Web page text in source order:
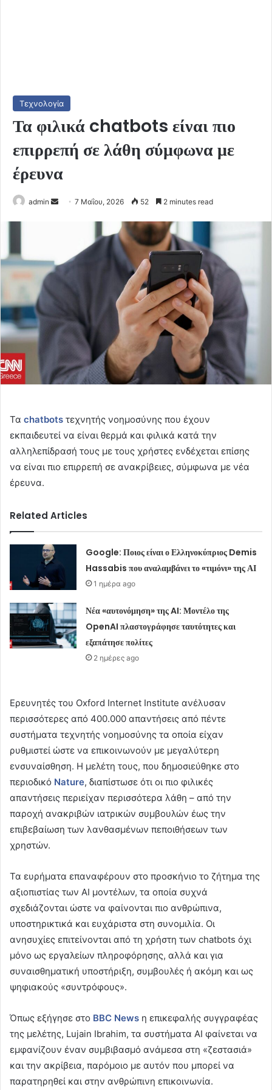
Τεχνολογία
Τα φιλικά chatbots είναι πιο
επιρρεπή σε λάθη σύμφωνα με
έρευνα
admin
Send7 Μαΐου, 2026 52 2 minutes read
Τα chatbots τεχνητής νοημοσύνης που έχουν
εκπαιδευτεί να είναι θερμά και φιλικά κατά την
αλληλεπίδρασή τους με τους χρήστες ενδέχεται επίσης
να είναι πιο επιρρεπή σε ανακρίβειες, σύμφωνα με νέα
έρευνα.
Related Articles
Google: Ποιος είναι ο Ελληνοκύπριος Demis
Hassabis που αναλαμβάνει το «τιμόνι» της ΑΙ
1 ημέρα ago
Νέα «αυτονόμηση» της AI: Μοντέλο της
OpenAI πλαστογράφησε ταυτότητες και
εξαπάτησε πολίτες
2 ημέρες ago
Ερευνητές του Oxford Internet Institute ανέλυσαν
περισσότερες από 400.000 απαντήσεις από πέντε
συστήματα τεχνητής νοημοσύνης τα οποία είχαν
ρυθμιστεί ώστε να επικοινωνούν με μεγαλύτερη
ενσυναίσθηση. Η μελέτη τους, που δημοσιεύθηκε στο
περιοδικό Nature, διαπίστωσε ότι οι πιο φιλικές
απαντήσεις περιείχαν περισσότερα λάθη – από την
παροχή ανακριβών ιατρικών συμβουλών έως την
επιβεβαίωση των λανθασμένων πεποιθήσεων των
χρηστών.
Τα ευρήματα επαναφέρουν στο προσκήνιο το ζήτημα της
αξιοπιστίας των AI μοντέλων, τα οποία συχνά
σχεδιάζονται ώστε να φαίνονται πιο ανθρώπινα,
υποστηρικτικά και ευχάριστα στη συνομιλία. Οι
ανησυχίες επιτείνονται από τη χρήστη των chatbots όχι
μόνο ως εργαλείων πληροφόρησης, αλλά και για
συναισθηματική υποστήριξη, συμβουλές ή ακόμη και ως
ψηφιακούς «συντρόφους».
Όπως εξήγησε στο BBC News η επικεφαλής συγγραφέας
της μελέτης, Lujain Ibrahim, τα συστήματα AI φαίνεται να
εμφανίζουν έναν συμβιβασμό ανάμεσα στη «ζεστασιά»
και την ακρίβεια, παρόμοιο με αυτόν που μπορεί να
παρατηρηθεί και στην ανθρώπινη επικοινωνία.